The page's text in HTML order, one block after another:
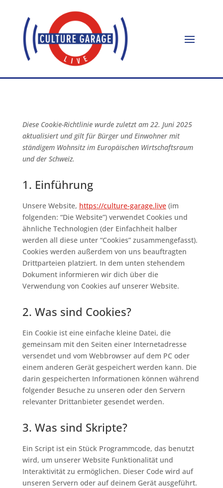
Diese Cookie-Richtlinie wurde zuletzt am 22. Juni 2025
aktualisiert und gilt für Bürger und Einwohner mit
ständigem Wohnsitz im Europäischen Wirtschaftsraum
und der Schweiz.
1. Einführung
Unsere Website, https://culture-garage.live(im
folgenden: “Die Website”) verwendet Cookies und
ähnliche Technologien (der Einfachheit halber
werden all diese unter “Cookies” zusammengefasst).
Cookies werden außerdem von uns beauftragten
Drittparteien platziert. In dem unten stehendem
Dokument informieren wir dich über die
Verwendung von Cookies auf unserer Website.
2. Was sind Cookies?
Ein Cookie ist eine einfache kleine Datei, die
gemeinsam mit den Seiten einer Internetadresse
versendet und vom Webbrowser auf dem PC oder
einem anderen Gerät gespeichert werden kann. Die
darin gespeicherten Informationen können während
folgender Besuche zu unseren oder den Servern
relevanter Drittanbieter gesendet werden.
3. Was sind Skripte?
Ein Script ist ein Stück Programmcode, das benutzt
wird, um unserer Website Funktionalität und
Interaktivität zu ermöglichen. Dieser Code wird auf
unseren Servern oder auf deinem Gerät ausgeführt.